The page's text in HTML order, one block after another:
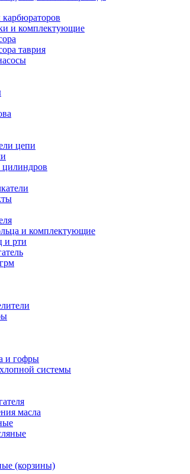
и комплектующие
таврия
цепи
цилиндров
и комплектующие
и рти
и гофры
системы
масла
(корзины)